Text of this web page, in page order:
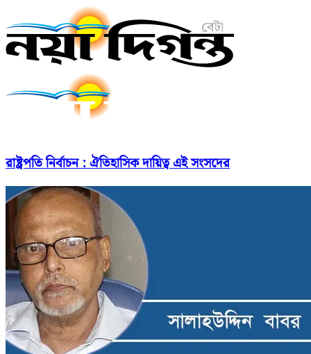
রাষ্ট্রপতি নির্বাচন : ঐতিহাসিক দায়িত্ব এই সংসদের